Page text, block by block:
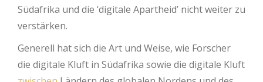
Südafrika und die ‘digitale Apartheid’ nicht weiter zu
verstärken.
Generell hat sich die Art und Weise, wie Forscher
die digitale Kluft in Südafrika sowie die digitale Kluft